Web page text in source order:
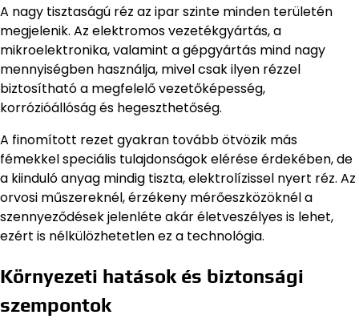
A nagy tisztaságú réz az ipar szinte minden területén
megjelenik. Az elektromos vezetékgyártás, a
mikroelektronika, valamint a gépgyártás mind nagy
mennyiségben használja, mivel csak ilyen rézzel
biztosítható a megfelelő vezetőképesség,
korrózióállóság és hegeszthetőség.
A finomított rezet gyakran tovább ötvözik más
fémekkel speciális tulajdonságok elérése érdekében, de
a kiinduló anyag mindig tiszta, elektrolízissel nyert réz. Az
orvosi műszereknél, érzékeny mérőeszközöknél a
szennyeződések jelenléte akár életveszélyes is lehet,
ezért is nélkülözhetetlen ez a technológia.
Környezeti hatások és biztonsági
szempontok